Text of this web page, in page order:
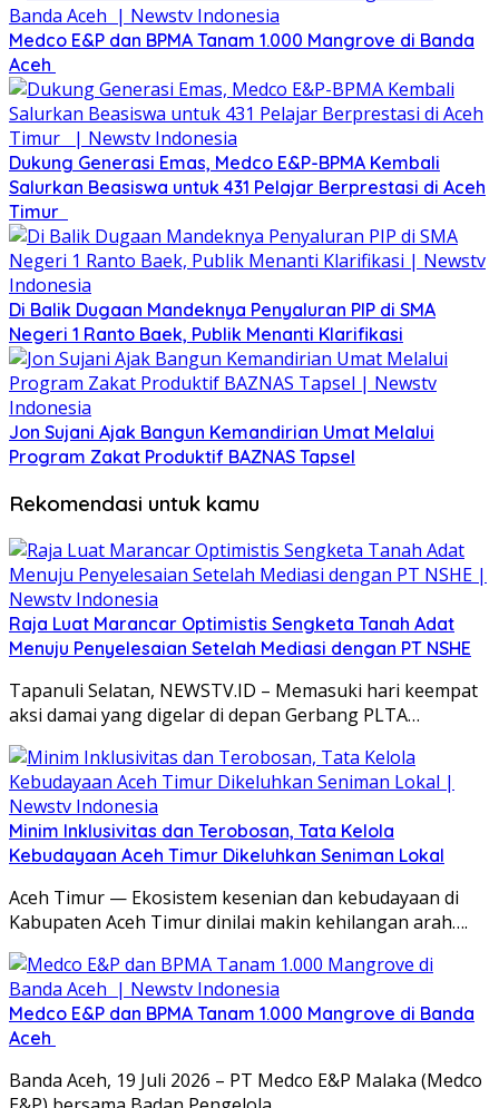
Medco E&P dan BPMA Tanam 1.000 Mangrove di Banda
Aceh
Dukung Generasi Emas, Medco E&P-BPMA Kembali
Salurkan Beasiswa untuk 431 Pelajar Berprestasi di Aceh
Timur ‎
Di Balik Dugaan Mandeknya Penyaluran PIP di SMA
Negeri 1 Ranto Baek, Publik Menanti Klarifikasi
Jon Sujani Ajak Bangun Kemandirian Umat Melalui
Program Zakat Produktif BAZNAS Tapsel
Rekomendasi untuk kamu
Raja Luat Marancar Optimistis Sengketa Tanah Adat
Menuju Penyelesaian Setelah Mediasi dengan PT NSHE
Tapanuli Selatan, NEWSTV.ID – Memasuki hari keempat
aksi damai yang digelar di depan Gerbang PLTA…
Minim Inklusivitas dan Terobosan, Tata Kelola
Kebudayaan Aceh Timur Dikeluhkan Seniman Lokal
Aceh Timur — Ekosistem kesenian dan kebudayaan di
Kabupaten Aceh Timur dinilai makin kehilangan arah….
Medco E&P dan BPMA Tanam 1.000 Mangrove di Banda
Aceh
Banda Aceh, 19 Juli 2026 – PT Medco E&P Malaka (Medco